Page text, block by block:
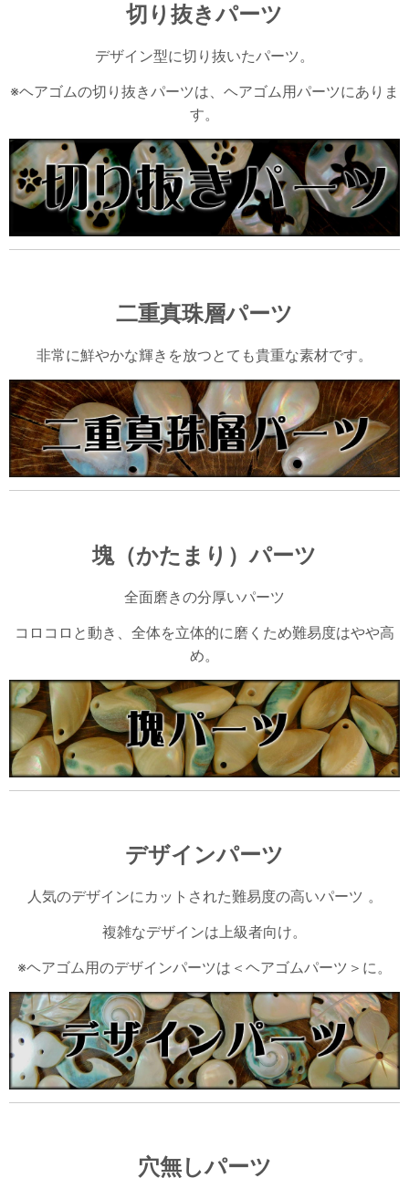
切り抜きパーツ
デザイン型に切り抜いたパーツ。
※ヘアゴムの切り抜きパーツは、ヘアゴム用パーツにありま
す。
二重真珠層パーツ
非常に鮮やかな輝きを放つとても貴重な素材です。
塊（かたまり）パーツ
全面磨きの分厚いパーツ
コロコロと動き、全体を立体的に磨くため難易度はやや高
め。
デザインパーツ
人気のデザインにカットされた難易度の高いパーツ 。
複雑なデザインは上級者向け。
※ヘアゴム用のデザインパーツは＜ヘアゴムパーツ＞に。
穴無しパーツ